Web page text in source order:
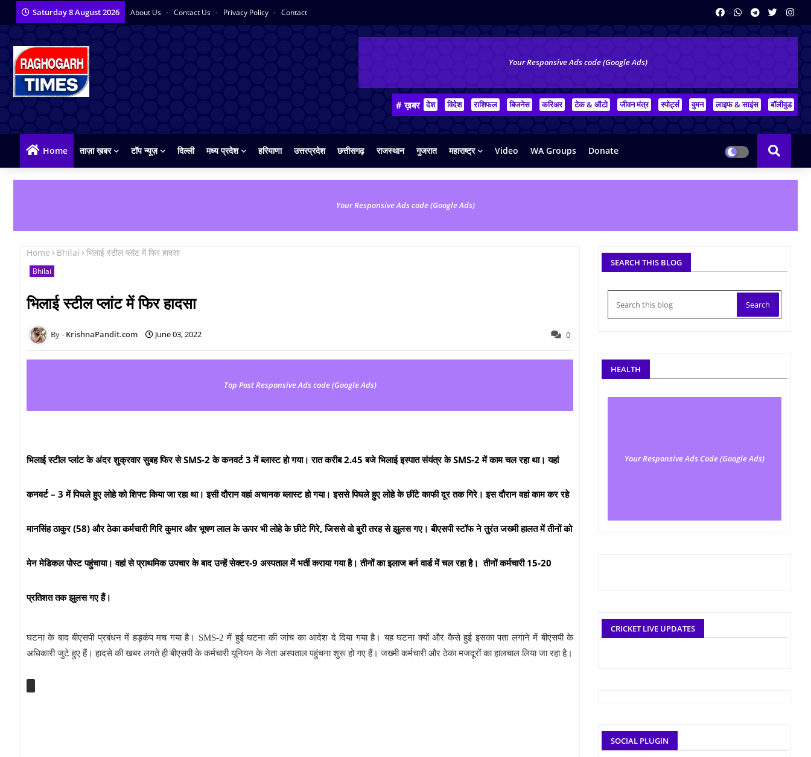
Saturday 8 August 2026 About Us Contact Us Privacy Policy Contact
Your Responsive Ads code (Google Ads)
# ख़बर देश विदेश राशिफल बिजनेस करिअर टेक & ऑटो जीवन मंत्र स्पोर्ट्स वुमन लाइफ & साइंस बॉलीवुड
Home ताज़ा ख़बर टॉप न्यूज़ दिल्ली मध्य प्रदेश हरियाणा उत्तरप्रदेश छत्तीसगढ़ राजस्थान गुजरात महाराष्ट्र Video WA Groups Donate
Your Responsive Ads code (Google Ads)
Home Bhilai भिलाई स्टील प्लांट में फिर हादसा
Bhilai
भिलाई स्टील प्लांट में फिर हादसा
KrishnaPandit.com June 03, 2022 0
Top Post Responsive Ads code (Google Ads)
भिलाई स्टील प्लांट के अंदर शुक्रवार सुबह फिर से SMS-2 के कनवर्ट 3 में ब्लास्ट हो गया। रात करीब 2.45 बजे भिलाई इस्पात संयंत्र के SMS-2 में काम चल रहा था। यहां
कनवर्ट – 3 में पिघले हुए लोहे को शिफ्ट किया जा रहा था। इसी दौरान वहां अचानक ब्लास्ट हो गया। इससे पिघले हुए लोहे के छींटे काफी दूर तक गिरे। इस दौरान वहां काम कर रहे
मानसिंह ठाकुर (58) और ठेका कर्मचारी गिरि कुमार और भूषण लाल के ऊपर भी लोहे के छीटे गिरे, जिससे वो बुरी तरह से झुलस गए। बीएसपी स्टॉफ ने तुरंत जख्मी हालत में तीनों को
मेन मेडिकल पोस्ट पहुंचाया। वहां से प्राथमिक उपचार के बाद उन्हें सेक्टर-9 अस्पताल में भर्ती कराया गया है। तीनों का इलाज बर्न वार्ड में चल रहा है। तीनों कर्मचारी 15-20
प्रतिशत तक झुलस गए हैं।
घटना के बाद बीएसपी प्रबंधन में हड़कंप मच गया है। SMS-2 में हुई घटना की जांच का आदेश दे दिया गया है। यह घटना क्यों और कैसे हुई इसका पता लगाने में बीएसपी के
अधिकारी जुटे हुए हैं। हादसे की खबर लगते ही बीएसपी के कर्मचारी यूनियन के नेता अस्पताल पहुंचना शुरू हो गए हैं। जख्मी कर्मचारी और ठेका मजदूरों का हालचाल लिया जा रहा है।
SEARCH THIS BLOG
HEALTH
Your Responsive Ads Code (Google Ads)
CRICKET LIVE UPDATES
SOCIAL PLUGIN